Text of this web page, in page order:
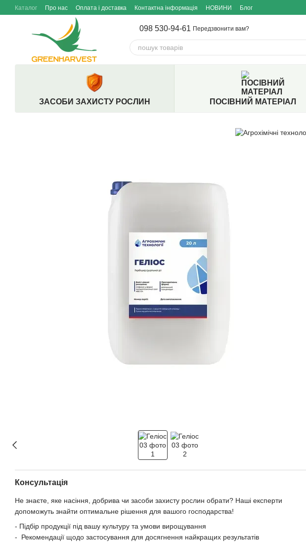
Перейти до основного контенту
Каталог Про нас Оплата і доставка Контактна інформація НОВИНИ Блог
098 530-94-61 Передзвонити вам?
ЗАСОБИ ЗАХИСТУ РОСЛИН ПОСІВНИЙ МАТЕРІАЛ
Консультація
Не знаєте, яке насіння, добрива чи засоби захисту рослин обрати? Наші експерти
допоможуть знайти оптимальне рішення для вашого господарства!
- Підбір продукції під вашу культуру та умови вирощування
- Рекомендації щодо застосування для досягнення найкращих результатів